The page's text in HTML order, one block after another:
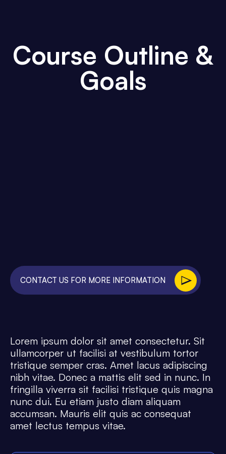
Course Outline &
Goals
CONTACT US FOR MORE INFORMATION
Lorem ipsum dolor sit amet consectetur. Sit
ullamcorper ut facilisi at vestibulum tortor
tristique semper cras. Amet lacus adipiscing
nibh vitae. Donec a mattis elit sed in nunc. In
fringilla viverra sit facilisi tristique quis magna
nunc dui. Eu etiam justo diam aliquam
accumsan. Mauris elit quis ac consequat
amet lectus tempus vitae.